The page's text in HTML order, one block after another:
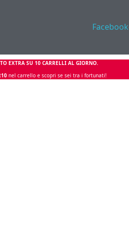
EXTRA SU 10 CARRELLI AL GIORNO.
nel carrello e scopri se sei tra i fortunati!